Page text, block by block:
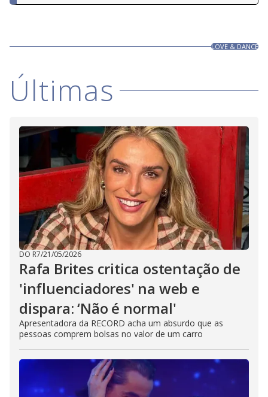
LOVE & DANCE
Últimas
DO R7/21/05/2026
Rafa Brites critica ostentação de
'influenciadores' na web e
dispara: ‘Não é normal'
Apresentadora da RECORD acha um absurdo que as
pessoas comprem bolsas no valor de um carro